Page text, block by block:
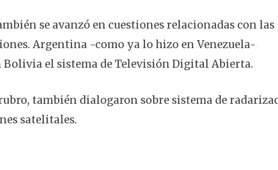
se avanzó en cuestiones relacionadas con las
Argentina -como ya lo hizo en Venezuela-
Bolivia el sistema de Televisión Digital Abierta.
también dialogaron sobre sistema de
satelitales.